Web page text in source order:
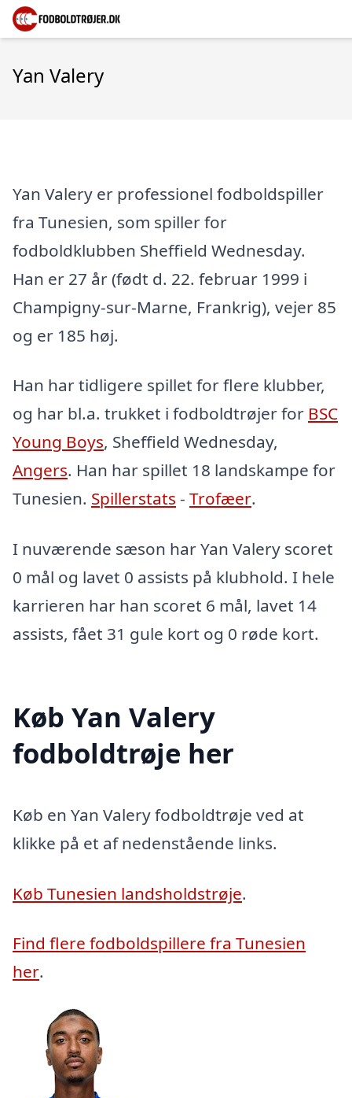
Yan Valery
Yan Valery er professionel fodboldspiller
fra Tunesien, som spiller for
fodboldklubben Sheffield Wednesday.
Han er 27 år (født d. 22. februar 1999 i
Champigny-sur-Marne, Frankrig), vejer 85
og er 185 høj.
Han har tidligere spillet for flere klubber,
og har bl.a. trukket i fodboldtrøjer for BSC
Young Boys, Sheffield Wednesday,
Angers. Han har spillet 18 landskampe for
Tunesien. Spillerstats - Trofæer.
I nuværende sæson har Yan Valery scoret
0 mål og lavet 0 assists på klubhold. I hele
karrieren har han scoret 6 mål, lavet 14
assists, fået 31 gule kort og 0 røde kort.
Køb Yan Valery
fodboldtrøje her
Køb en Yan Valery fodboldtrøje ved at
klikke på et af nedenstående links.
Køb Tunesien landsholdstrøje.
Find flere fodboldspillere fra Tunesien
her.